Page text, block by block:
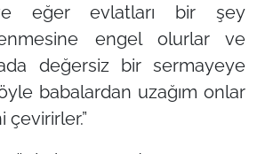
eğer evlatları bir şey
engel olurlar ve
değersiz bir sermayeye
babalardan uzağım onlar